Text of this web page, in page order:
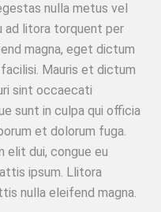
nulla metus vel
litora torquent per
magna, eget dictum
Mauris et dictum
sint occaecati
sunt in culpa qui officia
et dolorum fuga.
elit dui, congue eu
ipsum. Llitora
nulla eleifend magna.